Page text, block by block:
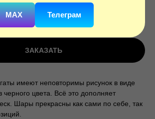
MAX Телеграм
ЗАКАЗАТЬ
имеют неповторимы рисунок в виде
черного цвета. Всё это дополняет
Шары прекрасны как сами по себе, так